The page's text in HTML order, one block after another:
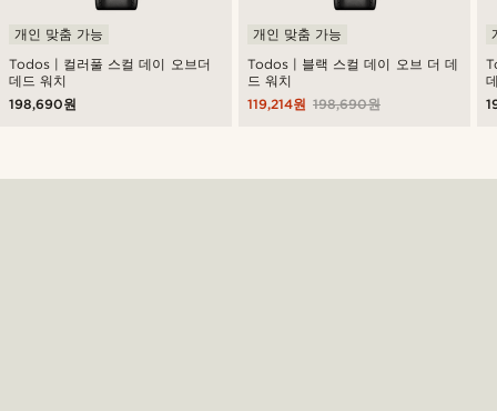
Todos | 컬러풀 스컬 데이 오브더
데드 워치
개인 맞춤 가능
198,690원
Todos | 블랙 스컬 데이 오브 더 데
드 워치
개인 맞춤 가능
198,690원
119,214원